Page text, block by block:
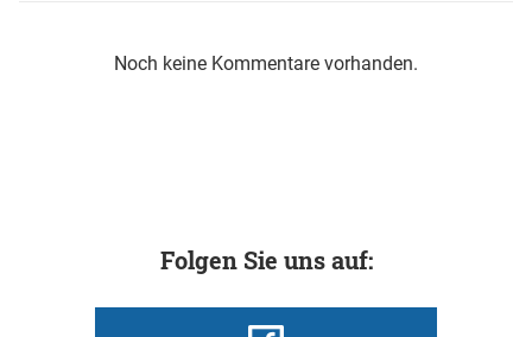
Noch keine Kommentare vorhanden.
Folgen Sie uns auf: